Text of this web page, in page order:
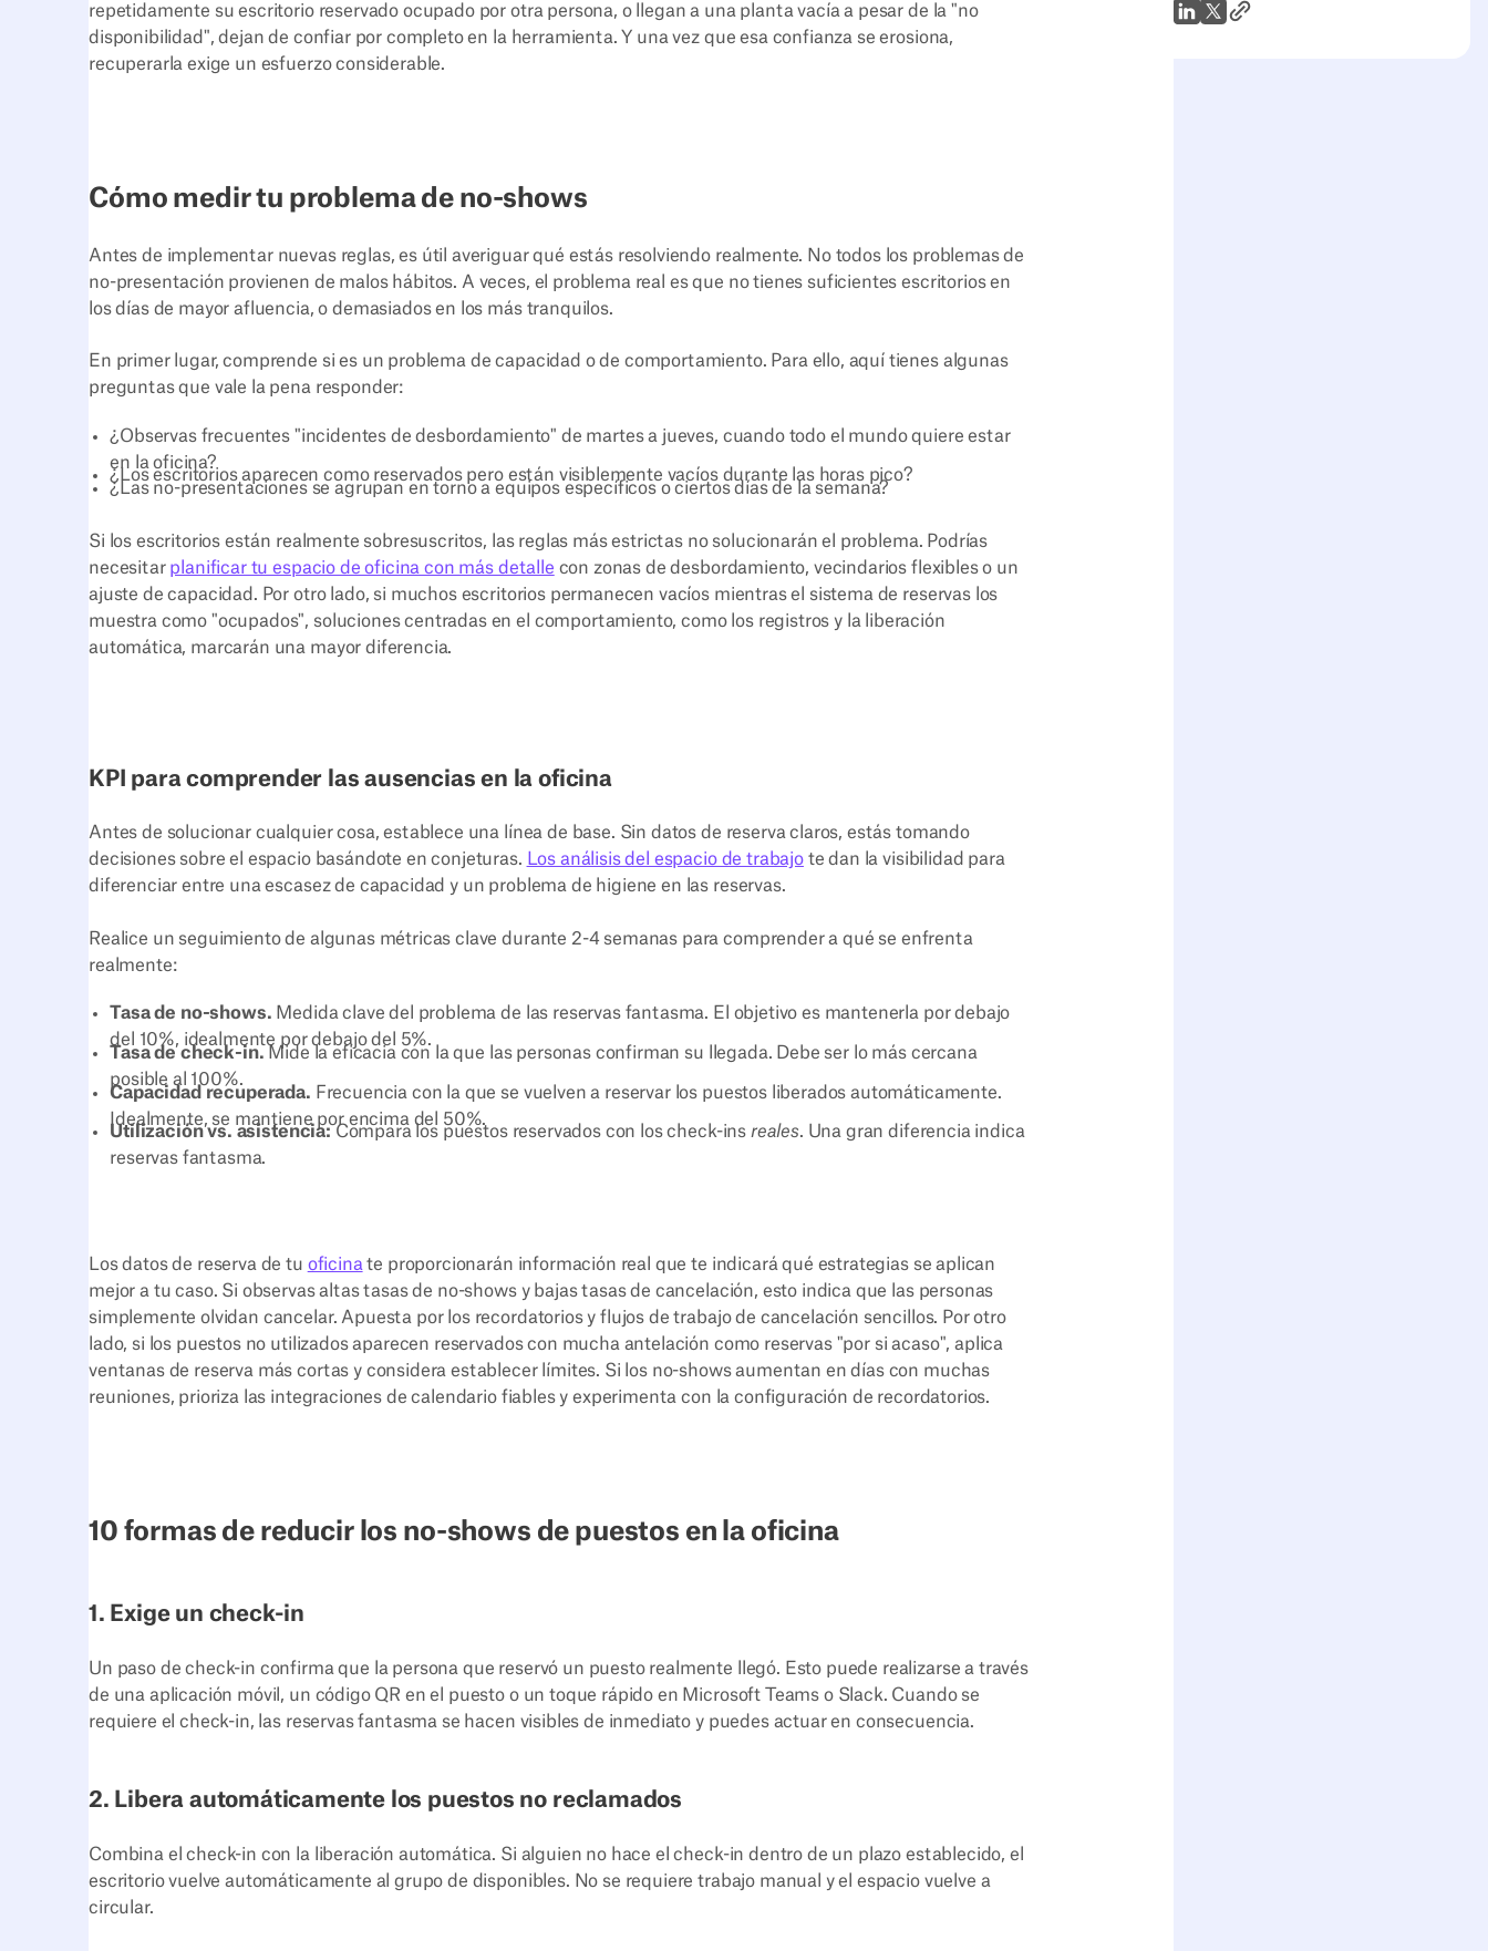
WhatsApp
LinkedIn
X (Twitter)
Enlace al artículo
repetidamente su escritorio reservado ocupado por otra persona, o llegan a una planta vacía a pesar de la "no
disponibilidad", dejan de confiar por completo en la herramienta. Y una vez que esa confianza se erosiona,
recuperarla exige un esfuerzo considerable.
Cómo medir tu problema de no-shows
Antes de implementar nuevas reglas, es útil averiguar qué estás resolviendo realmente. No todos los problemas de
no-presentación provienen de malos hábitos. A veces, el problema real es que no tienes suficientes escritorios en
los días de mayor afluencia, o demasiados en los más tranquilos.
En primer lugar, comprende si es un problema de capacidad o de comportamiento. Para ello, aquí tienes algunas
preguntas que vale la pena responder:
¿Observas frecuentes "incidentes de desbordamiento" de martes a jueves, cuando todo el mundo quiere estar
en la oficina?
¿Los escritorios aparecen como reservados pero están visiblemente vacíos durante las horas pico?
¿Las no-presentaciones se agrupan en torno a equipos específicos o ciertos días de la semana?
Si los escritorios están realmente sobresuscritos, las reglas más estrictas no solucionarán el problema. Podrías
necesitar planificar tu espacio de oficina con más detalle con zonas de desbordamiento, vecindarios flexibles o un
ajuste de capacidad. Por otro lado, si muchos escritorios permanecen vacíos mientras el sistema de reservas los
muestra como "ocupados", soluciones centradas en el comportamiento, como los registros y la liberación
automática, marcarán una mayor diferencia.
KPI para comprender las ausencias en la oficina
Antes de solucionar cualquier cosa, establece una línea de base. Sin datos de reserva claros, estás tomando
decisiones sobre el espacio basándote en conjeturas. Los análisis del espacio de trabajote dan la visibilidad para
diferenciar entre una escasez de capacidad y un problema de higiene en las reservas.
Realice un seguimiento de algunas métricas clave durante 2-4 semanas para comprender a qué se enfrenta
realmente:
Tasa de no-shows. Medida clave del problema de las reservas fantasma. El objetivo es mantenerla por debajo
del 10%, idealmente por debajo del 5%.
Tasa de check-in. Mide la eficacia con la que las personas confirman su llegada. Debe ser lo más cercana
posible al 100%.
Capacidad recuperada. Frecuencia con la que se vuelven a reservar los puestos liberados automáticamente.
Idealmente, se mantiene por encima del 50%.
Utilización vs. asistencia:Compara los puestos reservados con los check-ins reales. Una gran diferencia indica
reservas fantasma.
Los datos de reserva de tu oficina te proporcionarán información real que te indicará qué estrategias se aplican
mejor a tu caso. Si observas altas tasas de no-shows y bajas tasas de cancelación, esto indica que las personas
simplemente olvidan cancelar. Apuesta por los recordatorios y flujos de trabajo de cancelación sencillos. Por otro
lado, si los puestos no utilizados aparecen reservados con mucha antelación como reservas "por si acaso", aplica
ventanas de reserva más cortas y considera establecer límites. Si los no-shows aumentan en días con muchas
reuniones, prioriza las integraciones de calendario fiables y experimenta con la configuración de recordatorios.
10 formas de reducir los no-shows de puestos en la oficina
1. Exige un check-in
Un paso de check-in confirma que la persona que reservó un puesto realmente llegó. Esto puede realizarse a través
de una aplicación móvil, un código QR en el puesto o un toque rápido en Microsoft Teams o Slack. Cuando se
requiere el check-in, las reservas fantasma se hacen visibles de inmediato y puedes actuar en consecuencia.
2. Libera automáticamente los puestos no reclamados
Combina el check-in con la liberación automática. Si alguien no hace el check-in dentro de un plazo establecido, el
escritorio vuelve automáticamente al grupo de disponibles. No se requiere trabajo manual y el espacio vuelve a
circular.